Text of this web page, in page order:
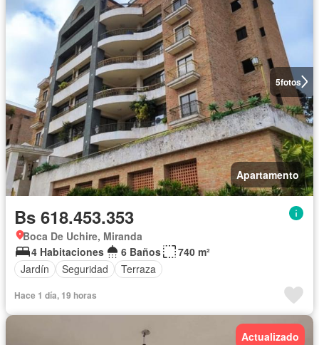
5fotos
Apartamento
Bs 618.453.353
Boca De Uchire, Miranda
4 Habitaciones
6 Baños
740 m²
Jardín
Seguridad Terraza
Hace 1 día, 19 horas
Actualizado